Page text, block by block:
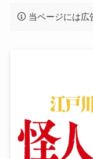
当ページには広